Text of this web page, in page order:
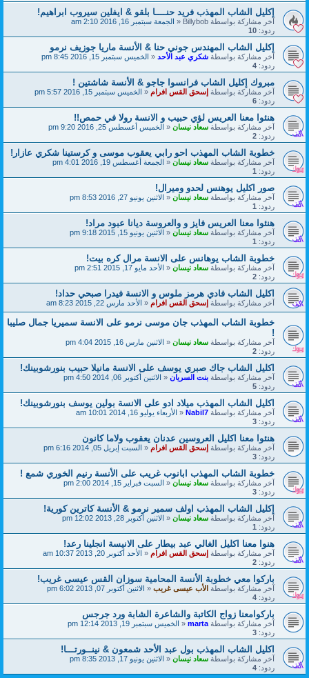
إكليل الشاب المهذب فريد حنــــا بلقو & ايفلين سيروب ابراهيم!
آخر مشاركة بواسطةBillybob
«الجمعة سبتمبر 16, 2016 2:10 am
ردود: 10
إكليل الشاب المهندس جوني حنا & الأنسة ماريا جوزيف نرمو
آخر مشاركة بواسطةشكري عبد الأحد«الخميس سبتمبر 15, 2016 8:45 pm
ردود: 4
مبروك إكليل الشاب فرانسوا جاجو & الأنسة شاشتين !
آخر مشاركة بواسطةإسحق القس افرام«الخميس سبتمبر 15, 2016 5:57 pm
ردود: 6
هنئوا معنا العريس لؤي حبيب و الانسة رولا في حمص!!
آخر مشاركة بواسطةسعاد نيسان«الخميس أغسطس 25, 2016 9:20 pm
ردود: 2
خطوبة الشاب المهذب احو رابي يعقوب موسى و كرستينا شكري عازار!
آخر مشاركة بواسطةسعاد نيسان«الجمعة أغسطس 19, 2016 4:01 pm
ردود: 1
صور اكليل يوهنس لحدو وميرال!
آخر مشاركة بواسطةسعاد نيسان«الاثنين يونيو 27, 2016 8:53 pm
ردود: 1
هنئوا معنا العريس فايز و والعروسة ديانا عبود مراد!
آخر مشاركة بواسطةسعاد نيسان«الاثنين يونيو 15, 2015 9:18 pm
ردود: 1
خطوبة الشاب يوهانس على الانسة مرال كره بيت!
آخر مشاركة بواسطةسعاد نيسان«الأحد مايو 17, 2015 2:51 pm
ردود: 2
اكليل الشاب فادي هرمز ملوس و الانسة فيدرا صبحي حداد!
آخر مشاركة بواسطةإسحق القس افرام«الأحد مارس 22, 2015 8:23 am
خطوبة الشاب المهذب جان موسى نرمو على الانسة سميريا جمال صليبا
آخر مشاركة بواسطةسعاد نيسان«الاثنين مارس 16, 2015 4:04 pm
ردود: 2
اكليل الشاب جاك صبري يوسف على الانسة مانيلا حبيب بنورشوبينك!
آخر مشاركة بواسطةبنت السريان«الاثنين أكتوبر 06, 2014 4:50 pm
ردود: 5
اكليل الشاب المهذب ميلاد ادو على الانسة بولين يوسف بنورشوبينك!
آخر مشاركة بواسطةNabil7
«الأربعاء يوليو 16, 2014 10:01 am
ردود: 3
هنئوا معنا اكليل العروسين عدنان يعقوب ولاما كانون
آخر مشاركة بواسطةإسحق القس افرام«السبت إبريل 05, 2014 6:16 pm
ردود: 3
خطوبة الشاب المهذب ابانوب غريب على الأنسة رنيم الخوري شمع !
آخر مشاركة بواسطةسعاد نيسان«السبت فبراير 15, 2014 2:00 pm
ردود: 3
إكليل الشاب المهذب اولف سمير نرمو & الأنسة كاترين كورية!
آخر مشاركة بواسطةسعاد نيسان«الاثنين أكتوبر 28, 2013 12:02 pm
ردود: 1
هنوا معنا اكليل الغالي عبد بيطار على الانيسة انجلينا رعد!
آخر مشاركة بواسطةإسحق القس افرام«الأحد أكتوبر 20, 2013 10:37 am
ردود: 2
باركوا معي خطوبة الأنسة المحامية سوزان القس عيسى غريب!
آخر مشاركة بواسطةالأب عيسى غريب«الاثنين أكتوبر 07, 2013 6:02 pm
ردود: 4
باركوامعنا زواج الكاتبة والشاعرة الشابة ورد جرجس
آخر مشاركة بواسطةmarta
«الخميس سبتمبر 19, 2013 12:14 pm
ردود: 3
اكليل الشاب المهذب بول عبد الأحد شمعون & نينــورتـــا!
آخر مشاركة بواسطةسعاد نيسان«الاثنين يونيو 17, 2013 8:35 pm
ردود: 4